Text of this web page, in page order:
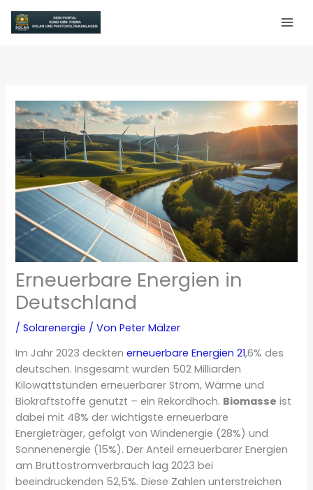
Inhalt
Erneuerbare Energien in
Deutschland
/Solarenergie / VonPeter Mälzer
Im Jahr 2023 decktenerneuerbare Energien 21,6% des
deutschen. Insgesamt wurden 502 Milliarden
Kilowattstunden erneuerbarer Strom, Wärme und
Biokraftstoffe genutzt – ein Rekordhoch. Biomasse ist
dabei mit 48% der wichtigste erneuerbare
Energieträger, gefolgt von Windenergie (28%) und
Sonnenenergie (15%). Der Anteil erneuerbarer Energien
am Bruttostromverbrauch lag 2023 bei
beeindruckenden 52,5%. Diese Zahlen unterstreichen